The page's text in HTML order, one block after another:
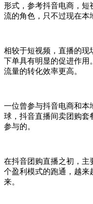
形式，参考抖音电商，短
流的角色，只不过现在本
相较于短视频，直播的现
下单具有明显的促进作用
流量的转化效率更高。
一位曾参与抖音电商和本
球，抖音直播间卖团购套
参与的。
在抖音团购直播之初，主
个盈利模式的跑通，越来
来。